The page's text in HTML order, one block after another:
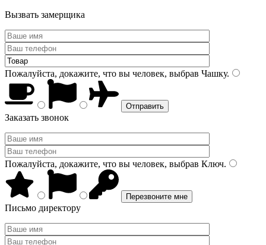
Вызвать замерщика
Пожалуйста, докажите, что вы человек, выбрав Чашку.
Заказать звонок
Пожалуйста, докажите, что вы человек, выбрав Ключ.
Письмо директору